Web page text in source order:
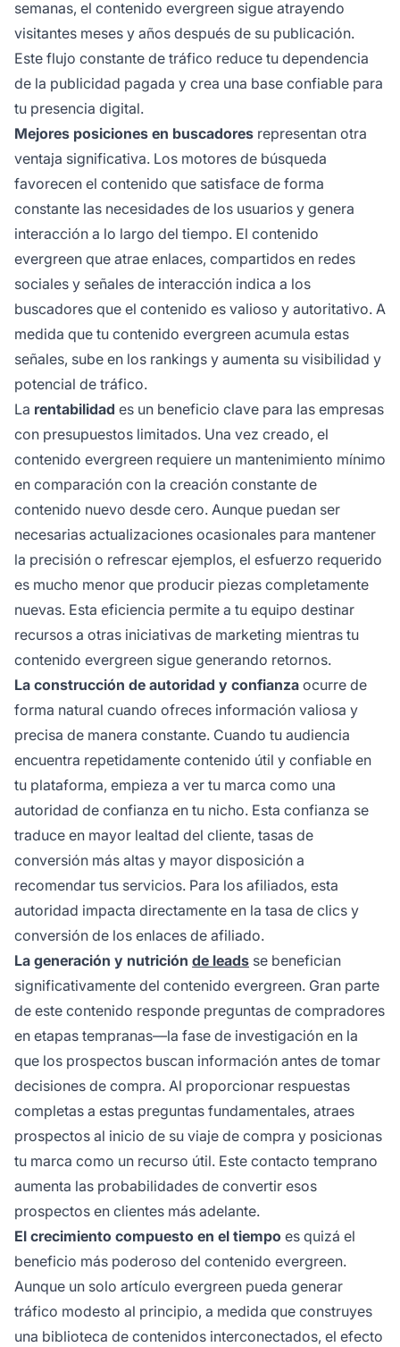
semanas, el contenido evergreen sigue atrayendo
visitantes meses y años después de su publicación.
Este flujo constante de tráfico reduce tu dependencia
de la publicidad pagada y crea una base confiable para
tu presencia digital.
Mejores posiciones en buscadores representan otra
ventaja significativa. Los motores de búsqueda
favorecen el contenido que satisface de forma
constante las necesidades de los usuarios y genera
interacción a lo largo del tiempo. El contenido
evergreen que atrae enlaces, compartidos en redes
sociales y señales de interacción indica a los
buscadores que el contenido es valioso y autoritativo. A
medida que tu contenido evergreen acumula estas
señales, sube en los rankings y aumenta su visibilidad y
potencial de tráfico.
La rentabilidad es un beneficio clave para las empresas
con presupuestos limitados. Una vez creado, el
contenido evergreen requiere un mantenimiento mínimo
en comparación con la creación constante de
contenido nuevo desde cero. Aunque puedan ser
necesarias actualizaciones ocasionales para mantener
la precisión o refrescar ejemplos, el esfuerzo requerido
es mucho menor que producir piezas completamente
nuevas. Esta eficiencia permite a tu equipo destinar
recursos a otras iniciativas de marketing mientras tu
contenido evergreen sigue generando retornos.
La construcción de autoridad y confianza ocurre de
forma natural cuando ofreces información valiosa y
precisa de manera constante. Cuando tu audiencia
encuentra repetidamente contenido útil y confiable en
tu plataforma, empieza a ver tu marca como una
autoridad de confianza en tu nicho. Esta confianza se
traduce en mayor lealtad del cliente, tasas de
conversión más altas y mayor disposición a
recomendar tus servicios. Para los afiliados, esta
autoridad impacta directamente en la tasa de clics y
conversión de los enlaces de afiliado.
La generación y nutrición de leads se benefician
significativamente del contenido evergreen. Gran parte
de este contenido responde preguntas de compradores
en etapas tempranas—la fase de investigación en la
que los prospectos buscan información antes de tomar
decisiones de compra. Al proporcionar respuestas
completas a estas preguntas fundamentales, atraes
prospectos al inicio de su viaje de compra y posicionas
tu marca como un recurso útil. Este contacto temprano
aumenta las probabilidades de convertir esos
prospectos en clientes más adelante.
El crecimiento compuesto en el tiempo es quizá el
beneficio más poderoso del contenido evergreen.
Aunque un solo artículo evergreen pueda generar
tráfico modesto al principio, a medida que construyes
una biblioteca de contenidos interconectados, el efecto